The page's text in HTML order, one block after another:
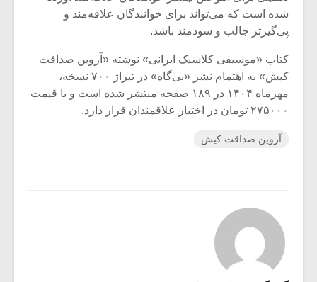
شده است که می‌تواند برای خوانندگان علاقه‌مند و
پی‌گیرتر جالب و سودمند باشد.
کتاب «موسیقی کلاسیک ایرانی» نوشته «آروین صداقت
کیش» به اهتمام نشر «بی‌گاه» در تیراژ ۷۰۰ نسخه،
مهرماه ۱۴۰۴ در ۱۸۹ صفحه منتشر شده است و با قیمت
۲۷۵۰۰۰ تومان در اختیار علاقمندان قرار دارد.
آروین صداقت کیش